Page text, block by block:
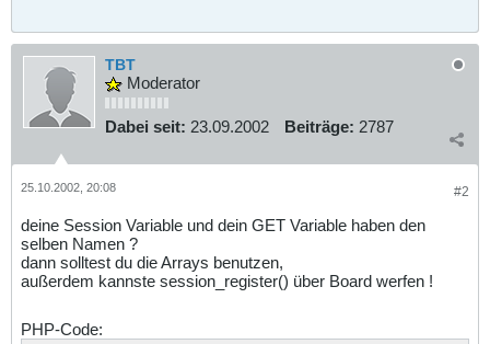
TBT
Moderator
Dabei seit: 23.09.2002 Beiträge: 2787
#2
25.10.2002, 20:08
deine Session Variable und dein GET Variable haben den
selben Namen ?
dann solltest du die Arrays benutzen,
außerdem kannste session_register() über Board werfen !
PHP-Code: